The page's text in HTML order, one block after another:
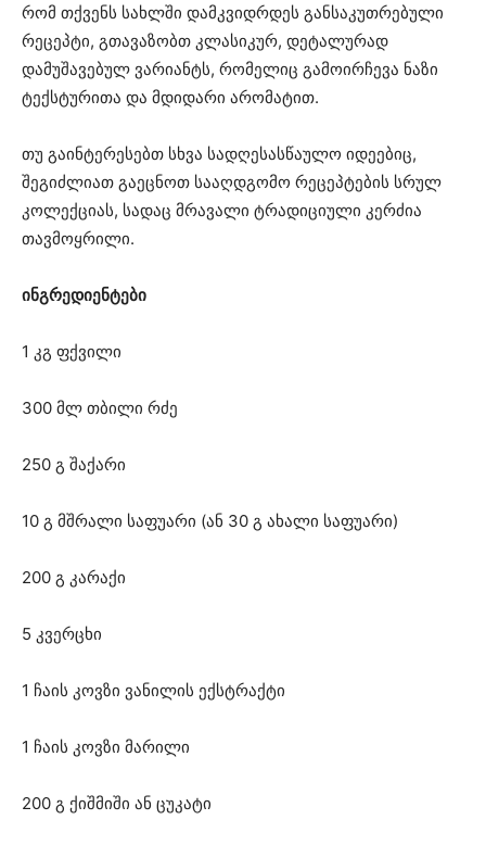
რომ თქვენს სახლში დამკვიდრდეს განსაკუთრებული
რეცეპტი, გთავაზობთ კლასიკურ, დეტალურად
დამუშავებულ ვარიანტს, რომელიც გამოირჩევა ნაზი
ტექსტურითა და მდიდარი არომატით.
თუ გაინტერესებთ სხვა სადღესასწაულო იდეებიც,
შეგიძლიათ გაეცნოთ სააღდგომო რეცეპტების სრულ
კოლექციას, სადაც მრავალი ტრადიციული კერძია
თავმოყრილი.
ინგრედიენტები
1 კგ ფქვილი
300 მლ თბილი რძე
250 გ შაქარი
10 გ მშრალი საფუარი (ან 30 გ ახალი საფუარი)
200 გ კარაქი
5 კვერცხი
1 ჩაის კოვზი ვანილის ექსტრაქტი
1 ჩაის კოვზი მარილი
200 გ ქიშმიში ან ცუკატი